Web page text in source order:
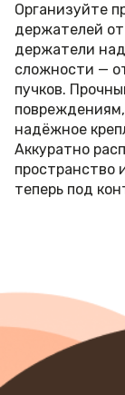
Организуйте
держателей
держатели
сложности —
пучков.
повреждениям,
надёжное
Аккуратно
пространство
теперь под